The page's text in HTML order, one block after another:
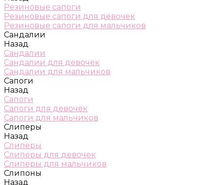
Резиновые сапоги
Резиновые сапоги для девочек
Резиновые сапоги для мальчиков
Сандалии
Назад
Сандалии
Сандалии для девочек
Сандалии для мальчиков
Сапоги
Назад
Сапоги
Сапоги для девочек
Сапоги для мальчиков
Слиперы
Назад
Слиперы
Слиперы для девочек
Слиперы для мальчиков
Слипоны
Назад